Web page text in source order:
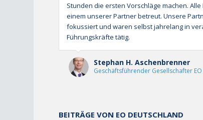
Stunden die ersten Vorschläge machen.
einem unserer Partner betreut. Unsere
fokussiert und waren selbst jahrelang in
Führungskräfte tätig.
Stephan H. Aschenbrenner
Geschäftsführender Gesellschafter
BEITRÄGE VON EO DEUTSCHLAND